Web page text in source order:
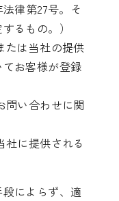
律第27号。そ
るもの。）
たは当社の提供
お客様が登録
問い合わせに関
社に提供される
によらず、適